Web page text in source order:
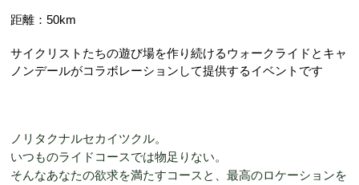
距離：50km
サイクリストたちの遊び場を作り続けるウォークライドとキャ
ノンデールがコラボレーションして提供するイベントです
ノリタクナルセカイツクル。
いつものライドコースでは物足りない。
そんなあなたの欲求を満たすコースと、最高のロケーションを